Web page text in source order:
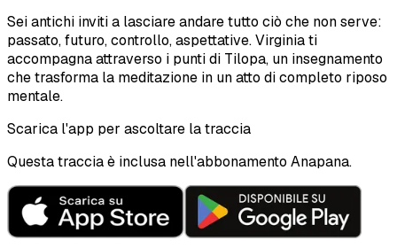
Sei antichi inviti a lasciare andare tutto ciò che non serve:
passato, futuro, controllo, aspettative. Virginia ti
accompagna attraverso i punti di Tilopa, un insegnamento
che trasforma la meditazione in un atto di completo riposo
mentale.
Scarica l'app per ascoltare la traccia
Questa traccia è inclusa nell'abbonamento Anapana.